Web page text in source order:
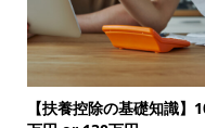
【扶養控除の基礎知識】